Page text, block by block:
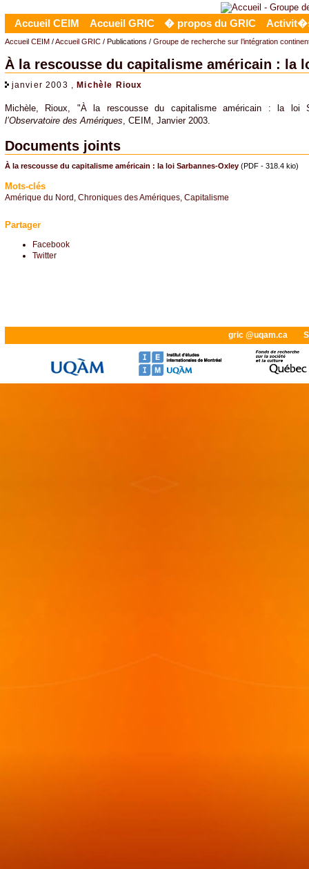
Accueil CEIM Accueil GRIC � propos du GRIC
Accueil CEIM/Accueil GRIC/ Publications / Groupe de recherche sur l’intégration
À la rescousse du capitalisme américain : la
janvier 2003 ,Michèle Rioux
Michèle, Rioux, "À la rescousse du capitalisme américain : la loi
l’Observatoire des Amériques, CEIM, Janvier 2003.
Documents joints
À la rescousse du capitalisme américain : la loi Sarbannes-Oxley (PDF - 318.4 kio)
Mots-clés
Amérique du Nord Chroniques des Amériques, Capitalisme
Partager
Facebook
Twitter
gric @uqam.ca